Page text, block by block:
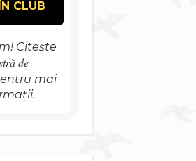
Citește
de
mai